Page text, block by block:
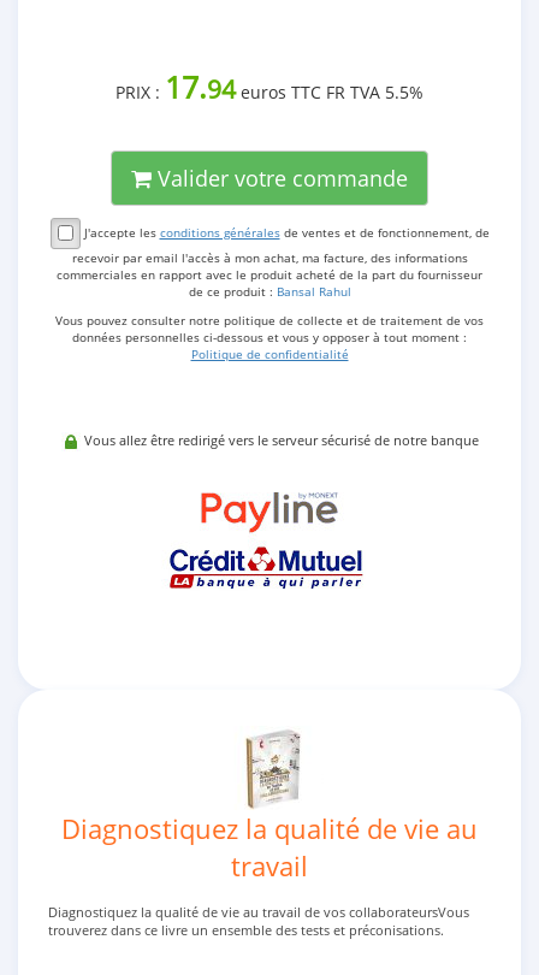
PRIX : 17.94euros TTC FR TVA 5.5%
Valider votre commande
J'accepte les conditions généralesde ventes et de fonctionnement, de
recevoir par email l'accès à mon achat, ma facture, des informations
commerciales en rapport avec le produit acheté de la part du fournisseur
de ce produit : Bansal Rahul
Vous pouvez consulter notre politique de collecte et de traitement de vos
données personnelles ci-dessous et vous y opposer à tout moment :
Politique de confidentialité
Vous allez être redirigé vers le serveur sécurisé de notre banque
Diagnostiquez la qualité de vie au
travail
Diagnostiquez la qualité de vie au travail de vos collaborateursVous
trouverez dans ce livre un ensemble des tests et préconisations.